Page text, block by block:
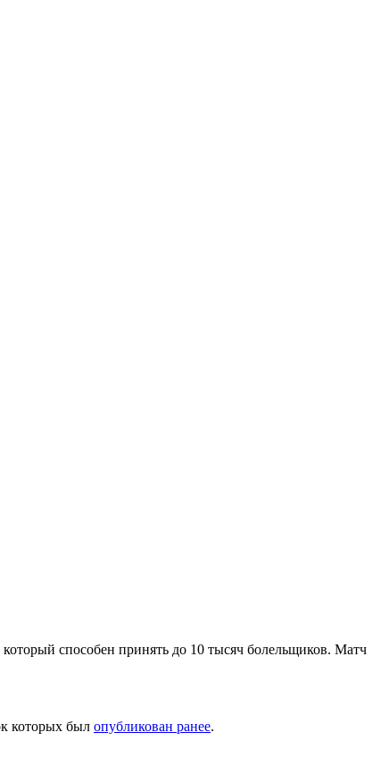
способен принять до 10 тысяч болельщиков. Матч
которых был опубликован ранее.